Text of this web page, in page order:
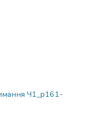
Ч1_p161-